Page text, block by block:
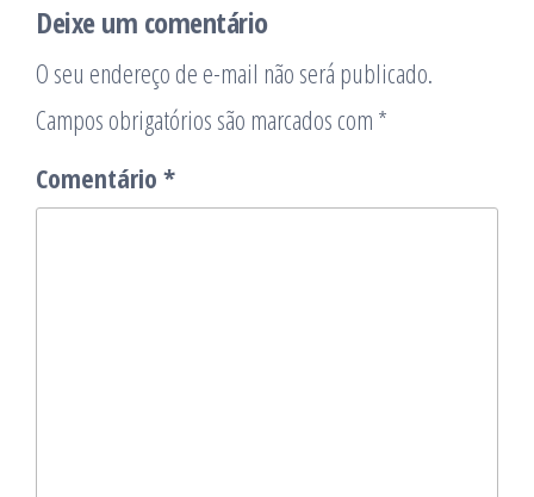
Deixe um comentário
O seu endereço de e-mail não será publicado.
Campos obrigatórios são marcados com *
Comentário *